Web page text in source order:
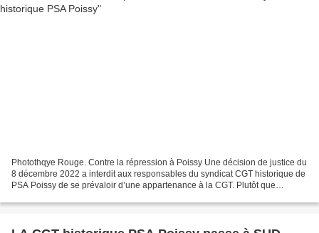
Photothqye Rouge. Contre la répression à Poissy Une décision de justice du
8 décembre 2022 a interdit aux responsables du syndicat CGT historique de
PSA Poissy de se prévaloir d’une appartenance à la CGT. Plutôt que